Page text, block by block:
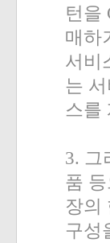
턴을
매하
서비
는
스를
3. 그
품
장의
구성